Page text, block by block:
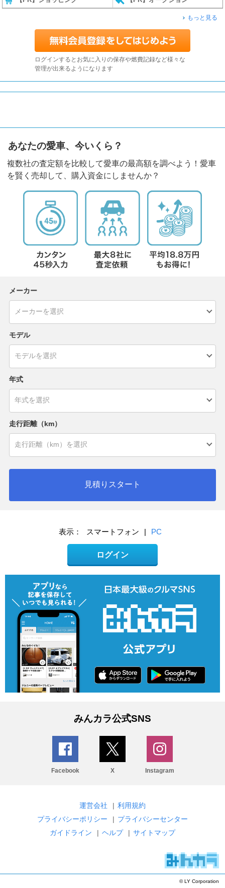
もっと見る
ログインするとお気に入りの保存や燃費記録など様々な
管理が出来るようになります
あなたの愛車、今いくら？
複数社の査定額を比較して愛車の最高額を調べよう！愛車
を賢く売却して、購入資金にしませんか？
メーカー
モデル
年式
走行距離（km）
見積りスタート
表示： スマートフォン | PC
ログイン
みんカラ公式SNS
Facebook X Instagram
運営会社 | 利用規約
プライバシーポリシー
| プライバシーセンター
ガイドライン
| ヘルプ | サイトマップ
© LY Corporation